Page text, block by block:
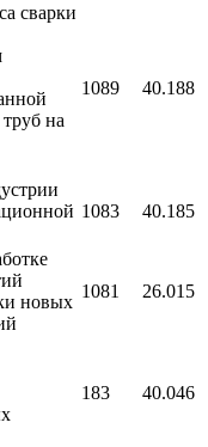
сварки
на
1089 40.188
1083 40.185
новых
1081 26.015
183 40.046